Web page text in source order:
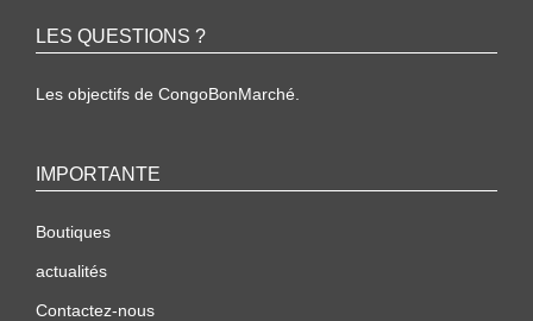
LES QUESTIONS ?
Les objectifs de CongoBonMarché.
IMPORTANTE
Boutiques
actualités
Contactez-nous